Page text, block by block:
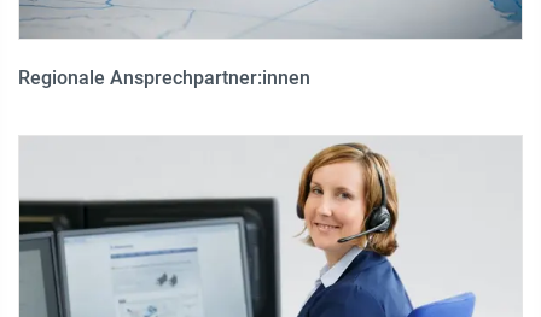
Regionale Ansprechpartner:innen